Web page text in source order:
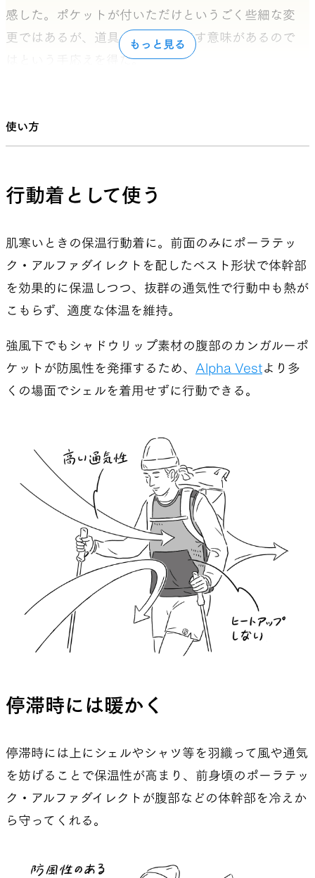
感した。ポケットが付いただけというごく些細な変
更ではあるが、道具として世に出す意味があるので
はという手応えを得た。
は地図やエナジーバーなどの携行品を収納できる
が、収納物を詰めすぎると揺れるため、軽量なも
この製品によりシェルの出番が減ったとはいえ、
実際の山行でシェルそのものを携行しないという
のは難しいと思われ、装備のトータルウェイトは僅
従来のAlpha Vestは、よりミニマルで研ぎ澄まさ
れた立ち位置になったともいえる。通常版とカンガ
ルーポケット付き、ご自身の山行スタイルに応じて
もっと見る
使い方
行動着として使う
肌寒いときの保温行動着に。前面のみにポーラテッ
ク・アルファダイレクトを配したベスト形状で体幹部
を効果的に保温しつつ、抜群の通気性で行動中も熱が
こもらず、適度な体温を維持。
強風下でもシャドウリップ素材の腹部のカンガルーポ
ケットが防風性を発揮するため、 Alpha Vestより多
くの場面でシェルを着用せずに行動できる。
停滞時には暖かく
停滞時には上にシェルやシャツ等を羽織って風や通気
を妨げることで保温性が高まり、前身頃のポーラテッ
ク・アルファダイレクトが腹部などの体幹部を冷えか
ら守ってくれる。